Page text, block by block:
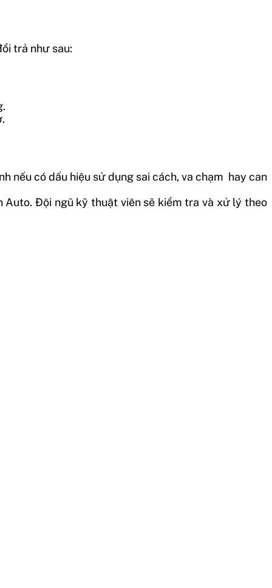
trả như sau:
nếu có dấu hiệu sử dụng sai cách, va chạm hay can
Auto. Đội ngũ kỹ thuật viên sẽ kiểm tra và xử lý theo